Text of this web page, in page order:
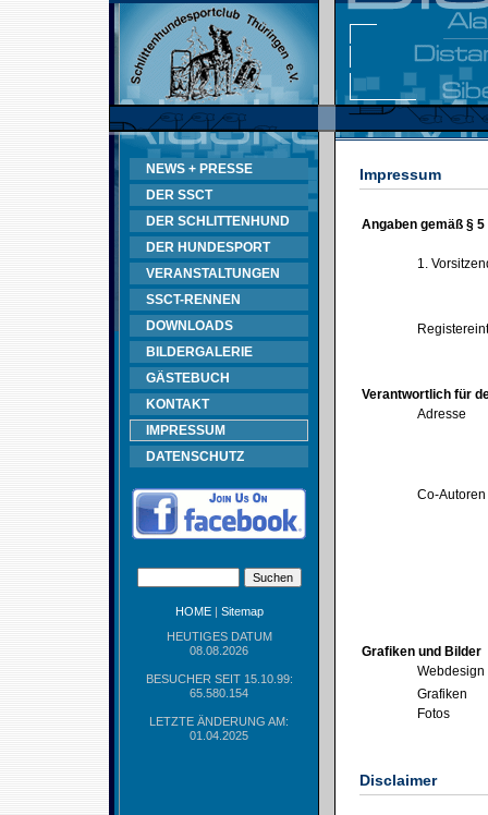
NEWS + PRESSE
DER SSCT
DER SCHLITTENHUND
DER HUNDESPORT
VERANSTALTUNGEN
SSCT-RENNEN
DOWNLOADS
BILDERGALERIE
GÄSTEBUCH
KONTAKT
IMPRESSUM
DATENSCHUTZ
HOME| Sitemap
HEUTIGES DATUM
08.08.2026
BESUCHER SEIT 15.10.99:
65.580.154
LETZTE ÄNDERUNG AM:
01.04.2025
Impressum
Angaben gemäß § 5
1.
Verantwortlich für
Adresse
Co-Autoren
Grafiken und Bilder
Webdesign
Grafiken
Fotos
Disclaimer